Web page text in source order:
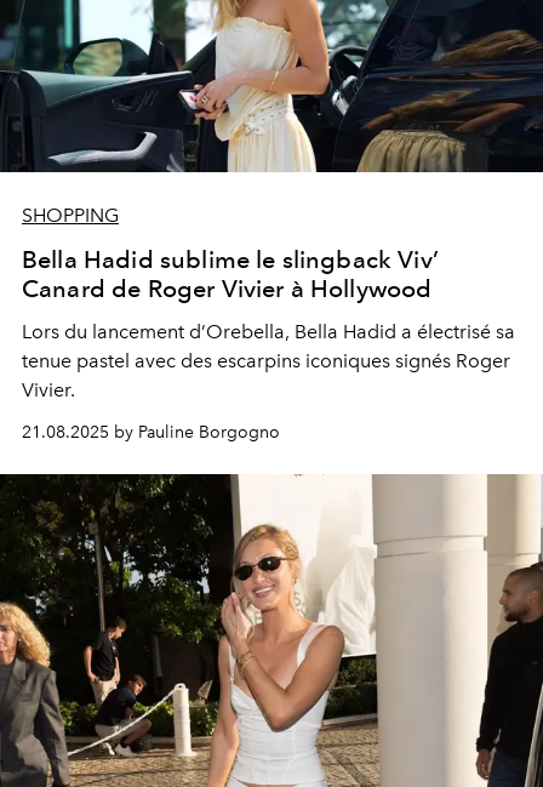
SHOPPING
Bella Hadid sublime le slingback Viv’
Canard de Roger Vivier à Hollywood
Lors du lancement d’Orebella, Bella Hadid a électrisé sa
tenue pastel avec des escarpins iconiques signés Roger
Vivier.
21.08.2025 by Pauline Borgogno